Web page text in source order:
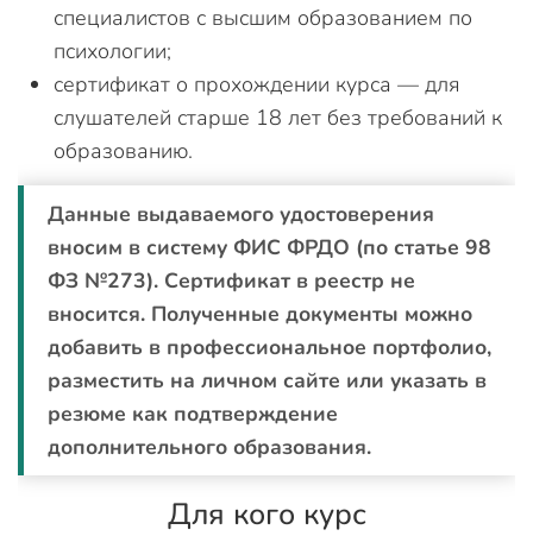
специалистов с высшим образованием по
психологии;
сертификат о прохождении курса — для
слушателей старше 18 лет без требований к
образованию.
Данные выдаваемого удостоверения
вносим в систему ФИС ФРДО (по статье 98
ФЗ №273). Сертификат в реестр не
вносится. Полученные документы можно
добавить в профессиональное портфолио,
разместить на личном сайте или указать в
резюме как подтверждение
дополнительного образования.
Для кого курс